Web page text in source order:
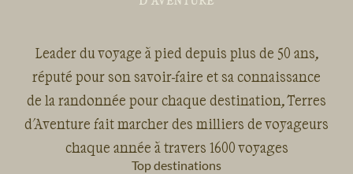
Leader du voyage à pied depuis plus de 50 ans,
réputé pour son savoir-faire et sa connaissance
de la randonnée pour chaque destination, Terres
d'Aventure fait marcher des milliers de voyageurs
chaque année à travers 1600 voyages
Top destinations